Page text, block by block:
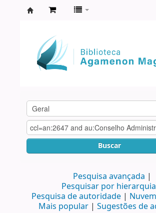
Agamenon
Magalhães
Buscar
Pesquisa avançada
Pesquisar por hierarquia
Pesquisa de autoridade
Mais popular
Sugestões de